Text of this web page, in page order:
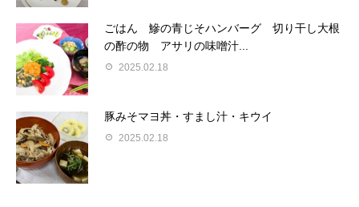
ごはん 鰺の青じそハンバーグ 切り干し大根
の酢の物 アサリの味噌汁...
2025.02.18
豚みそマヨ丼・すまし汁・キウイ
2025.02.18